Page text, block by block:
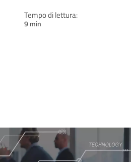
Tempo di lettura:
9 min